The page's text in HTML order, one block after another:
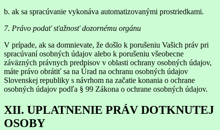
b. ak sa spracúvanie vykonáva automatizovanými prostriedkami.
7. Právo podať sťažnosť dozornému orgánu
V prípade, ak sa domnievate, že došlo k porušeniu Vašich práv pri
spracúvaní osobných údajov alebo k porušeniu všeobecne
záväzných právnych predpisov v oblasti ochrany osobných údajov,
máte právo obrátiť sa na Úrad na ochranu osobných údajov
Slovenskej republiky s návrhom na začatie konania o ochrane
osobných údajov podľa § 99 Zákona o ochrane osobných údajov.
XII. UPLATNENIE PRÁV DOTKNUTEJ
OSOBY